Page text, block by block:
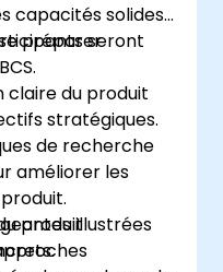
capacités solides
préparerseront
claire du produit
stratégiques.
de recherche
améliorer les
produitillustrées